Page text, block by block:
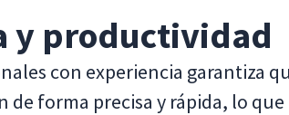
y productividad
con experiencia garantiza
de forma precisa y rápida, lo que